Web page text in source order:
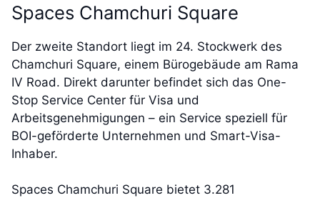
Spaces Chamchuri Square
Der zweite Standort liegt im 24. Stockwerk des
Chamchuri Square, einem Bürogebäude am Rama
IV Road. Direkt darunter befindet sich das One-
Stop Service Center für Visa und
Arbeitsgenehmigungen – ein Service speziell für
BOI-geförderte Unternehmen und Smart-Visa-
Inhaber.
Spaces Chamchuri Square bietet 3.281